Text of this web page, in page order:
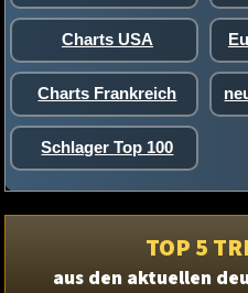
Charts USA
Charts Frankreich
Schlager Top 100
TOP 5
aus den aktuellen